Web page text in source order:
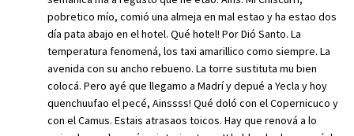
pobretico mío, comió una almeja en mal estao y ha estao dos
día pata abajo en el hotel. Qué hotel! Por Dió Santo. La
temperatura fenomená, los taxi amarillico como siempre. La
avenida con su ancho rebueno. La torre sustituta mu bien
colocá. Pero ayé que llegamo a Madrí y depué a Yecla y hoy
quenchuufao el pecé, Ainssss! Qué doló con el Copernicuco y
con el Camus. Estais atrasaos toicos. Hay que renová a lo